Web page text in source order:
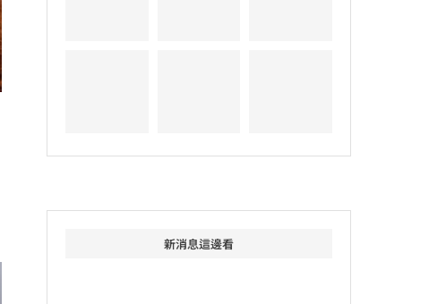
新消息這邊看